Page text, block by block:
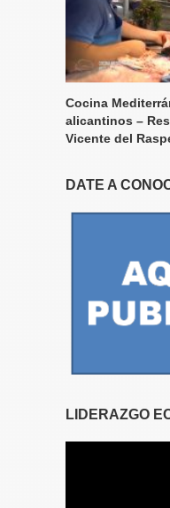
Cocina
alicantinos –
Vicente del
DATE A
LIDERAZGO